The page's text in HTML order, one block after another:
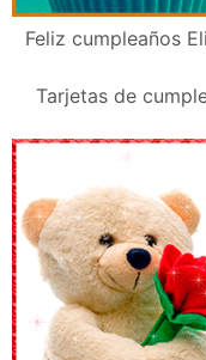
Feliz cumpleaños
Tarjetas de